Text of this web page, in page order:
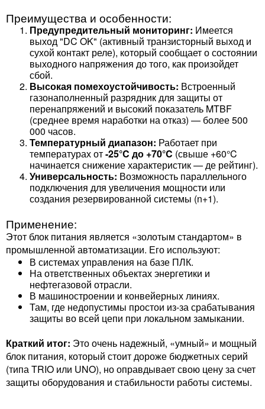
Преимущества и особенности:
Предупредительный мониторинг: Имеется
выход "DC OK" (активный транзисторный выход и
сухой контакт реле), который сообщает о состоянии
выходного напряжения до того, как произойдет
сбой.
Высокая помехоустойчивость: Встроенный
газонаполненный разрядник для защиты от
перенапряжений и высокий показатель MTBF
(среднее время наработки на отказ) — более 500
000 часов.
Температурный диапазон: Работает при
температурах от-25°C до +70°C (свыше +60°C
начинается снижение характеристик — де рейтинг).
Универсальность: Возможность параллельного
подключения для увеличения мощности или
создания резервированной системы (n+1).
Применение:
Этот блок питания является «золотым стандартом» в
промышленной автоматизации. Его используют:
В системах управления на базе ПЛК.
На ответственных объектах энергетики и
нефтегазовой отрасли.
В машиностроении и конвейерных линиях.
Там, где недопустимы простои из-за срабатывания
защиты во всей цепи при локальном замыкании.
Краткий итог: Это очень надежный, «умный» и мощный
блок питания, который стоит дороже бюджетных серий
(типа TRIO или UNO), но оправдывает свою цену за счет
защиты оборудования и стабильности работы системы.